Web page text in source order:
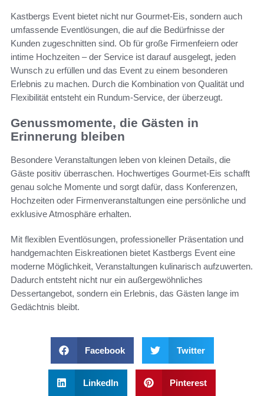
Kastbergs Event bietet nicht nur Gourmet-Eis, sondern auch
umfassende Eventlösungen, die auf die Bedürfnisse der
Kunden zugeschnitten sind. Ob für große Firmenfeiern oder
intime Hochzeiten – der Service ist darauf ausgelegt, jeden
Wunsch zu erfüllen und das Event zu einem besonderen
Erlebnis zu machen. Durch die Kombination von Qualität und
Flexibilität entsteht ein Rundum-Service, der überzeugt.
Genussmomente, die Gästen in
Erinnerung bleiben
Besondere Veranstaltungen leben von kleinen Details, die
Gäste positiv überraschen. Hochwertiges Gourmet-Eis schafft
genau solche Momente und sorgt dafür, dass Konferenzen,
Hochzeiten oder Firmenveranstaltungen eine persönliche und
exklusive Atmosphäre erhalten.
Mit flexiblen Eventlösungen, professioneller Präsentation und
handgemachten Eiskreationen bietet Kastbergs Event eine
moderne Möglichkeit, Veranstaltungen kulinarisch aufzuwerten.
Dadurch entsteht nicht nur ein außergewöhnliches
Dessertangebot, sondern ein Erlebnis, das Gästen lange im
Gedächtnis bleibt.
Facebook Twitter
LinkedIn Pinterest